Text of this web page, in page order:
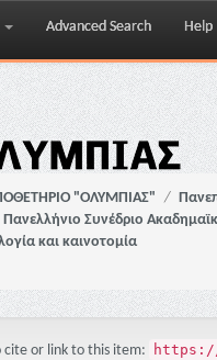
Advanced Search Help
"ΟΛΥΜΠΙΑΣ"
Συνέδριο
και καινοτομία
cite or link to this item: